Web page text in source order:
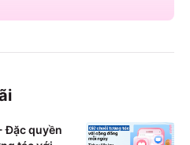
Đặc quyền